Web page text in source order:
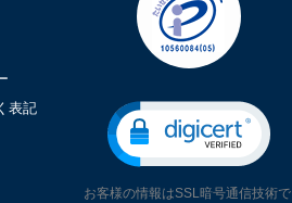
表記
お客様の情報はSSL暗号通信技術で